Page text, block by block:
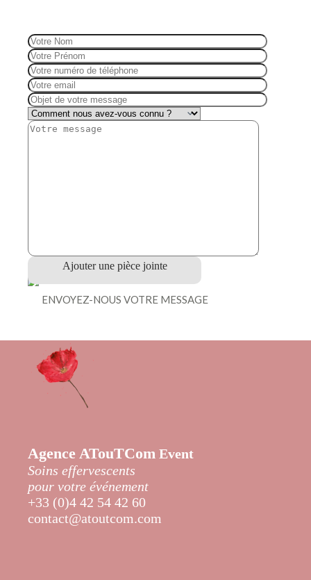
Agence ATouTCom Event
Soins effervescents
pour votre événement
+33 (0)4 42 54 42 60
contact@atoutcom.com